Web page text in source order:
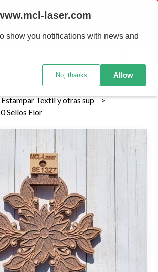
todo el pais!........ Los envios Por MENOR se
porteriores al pago , los pedidos por
7 dias posteriores al pago del pedido
Estampar Textil y otras sup
Sellos Flor
laser.com
show you notifications with news and
No, thanks Allow